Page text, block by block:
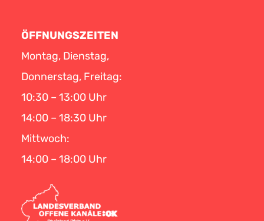
ÖFFNUNGSZEITEN
Montag, Dienstag,
Donnerstag, Freitag:
10:30 – 13:00 Uhr
14:00 – 18:30 Uhr
Mittwoch:
14:00 – 18:00 Uhr